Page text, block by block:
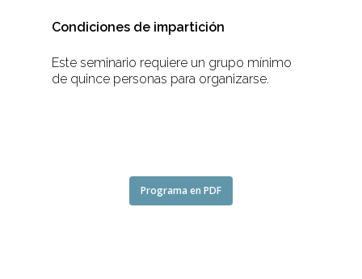
Condiciones de impartición
Este seminario requiere un grupo mínimo
de quince personas para organizarse.
Programa en PDF